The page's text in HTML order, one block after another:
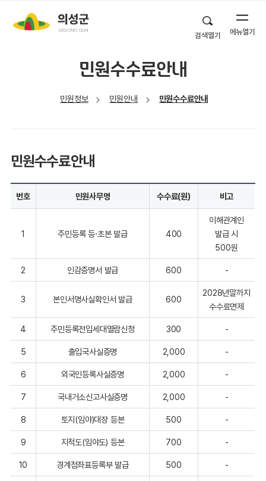
검색열기 메뉴열기
민원수수료안내
민원정보 민원안내 민원수수료안내
민원수수료안내
번호 민원사무명 수수료(원) 비고
1 주민등록 등·초본 발급 400
이해관계인
발급 시
500원
2 인감증명서 발급 600 -
3 본인서명사실확인서 발급 600
2028년말까지
수수료면제
4 주민등록전입세대열람신청 300 -
5 출입국사실증명 2,000 -
6 외국인등록사실증명 2,000 -
7 국내거소신고사실증명 2,000 -
8 토지(임야)대장 등본 500 -
9 지적도(임야도) 등본 700 -
10 경계점좌표등록부 발급 500 -